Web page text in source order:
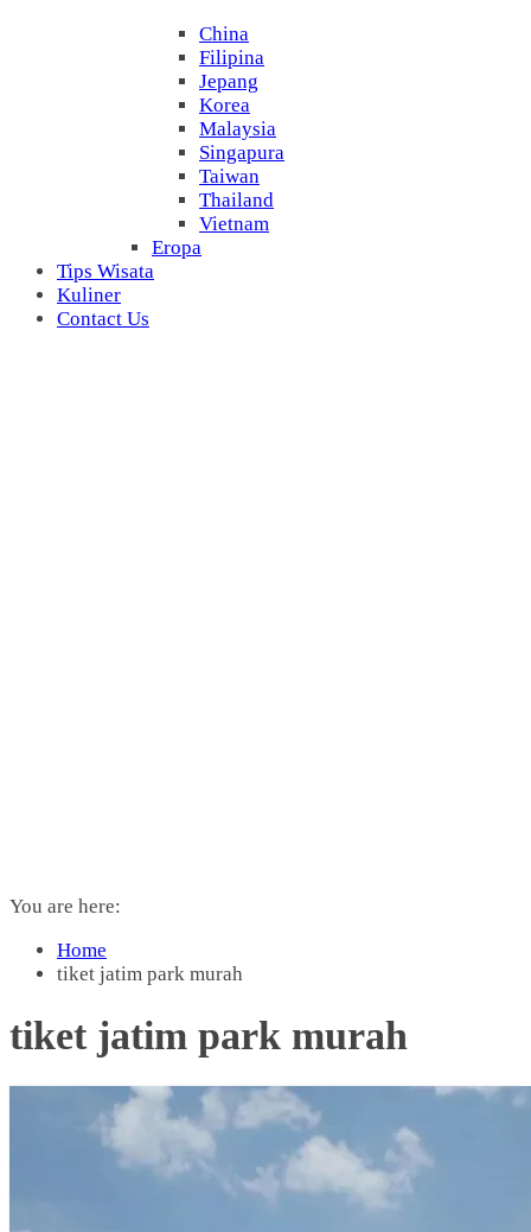
China
Filipina
Jepang
Korea
Malaysia
Singapura
Taiwan
Thailand
Vietnam
Eropa
Tips Wisata
Kuliner
Contact Us
You are here:
Home
tiket jatim park murah
tiket jatim park murah